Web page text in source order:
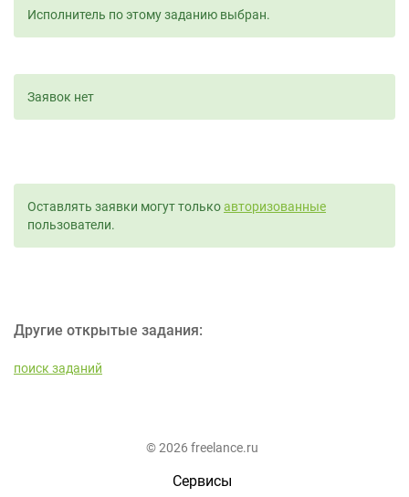
Исполнитель по этому заданию выбран.
Заявок нет
Оставлять заявки могут толькоавторизованные
пользователи.
Другие открытые задания:
поиск заданий
© 2026 freelance.ru
Сервисы